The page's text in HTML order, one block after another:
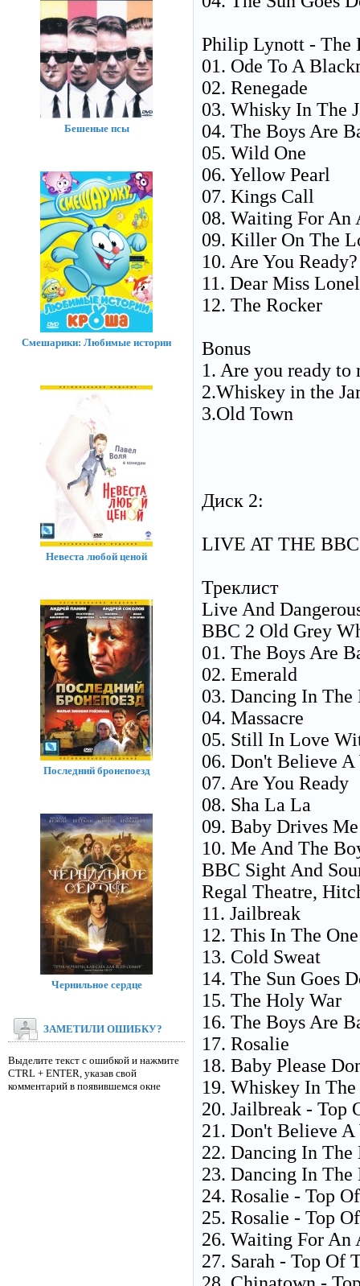
Philip Lynott - The
01. Ode To A
02. Renegade
03. Whisky In The
04. The Boys Are
05. Wild One
06. Yellow Pearl
07. Kings Call
08. Waiting For An
09. Killer On The
10. Are You Ready?
11. Dear Miss
12. The Rocker
Bonus
1. Are you ready to
2.Whiskey in the
3.Old Town
Диск 2:
LIVE AT THE BBC
Треклист
Live And
BBC 2 Old Grey
01. The Boys Are
02. Emerald
03. Dancing In
04. Massacre
05. Still In Love
06. Don't Believe A
07. Are You Ready
08. Sha La La
09. Baby Drives
10. Me And The
BBC Sight And
Regal Theatre,
11. Jailbreak
12. This In The One
13. Cold Sweat
14. The Sun Goes
15. The Holy War
16. The Boys Are
17. Rosalie
18. Baby Please
19. Whiskey In
20. Jailbreak - Top
21. Don't Believe A
22. Dancing In
23. Dancing In
24. Rosalie - Top
25. Rosalie - Top
26. Waiting For An
27. Sarah - Top Of
Бешеные псы
Смешарики: Любимые истории
Невеста любой ценой
Последний бронепоезд
Чернильное сердце
ЗАМЕТИЛИ ОШИБКУ?
Выделите текст с ошибкой и нажмите
CTRL + ENTER, указав свой
комментарий в появившемся окне